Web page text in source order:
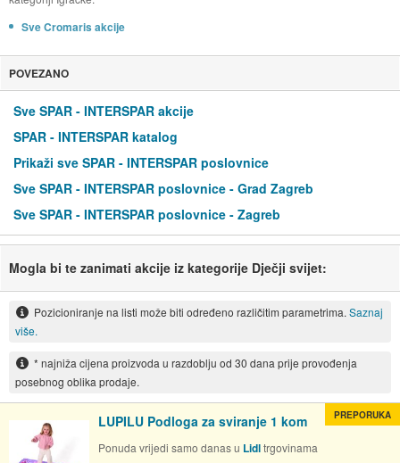
Sve Cromaris akcije
POVEZANO
Sve SPAR - INTERSPAR akcije
SPAR - INTERSPAR katalog
Prikaži sve SPAR - INTERSPAR poslovnice
Sve SPAR - INTERSPAR poslovnice - Grad Zagreb
Sve SPAR - INTERSPAR poslovnice - Zagreb
Mogla bi te zanimati akcije iz kategorije Dječji svijet:
Pozicioniranje na listi može biti određeno različitim parametrima. Saznaj
više.
* najniža cijena proizvoda u razdoblju od 30 dana prije provođenja
posebnog oblika prodaje.
LUPILU Podloga za sviranje 1 kom
Ponuda vrijedi samo danas u Lidltrgovinama
PREPORUKA